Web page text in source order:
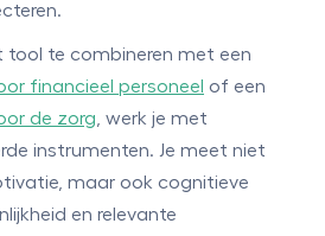
tool te combineren met een
financieel personeel of een
de zorg , werk je met
instrumenten. Je meet niet
maar ook cognitieve
en relevante